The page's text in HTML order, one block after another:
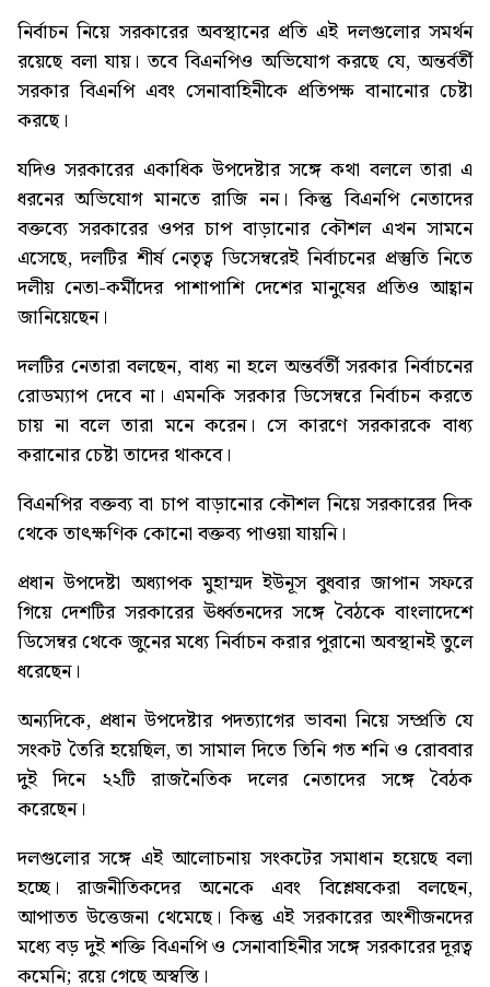
নির্বাচন নিয়ে সরকারের অবস্থানের প্রতি এই দলগুলোর সমর্থন
রয়েছে বলা যায়। তবে বিএনপিও অভিযোগ করছে যে, অন্তর্বর্তী
সরকার বিএনপি এবং সেনাবাহিনীকে প্রতিপক্ষ বানানোর চেষ্টা
করছে।
যদিও সরকারের একাধিক উপদেষ্টার সঙ্গে কথা বললে তারা এ
ধরনের অভিযোগ মানতে রাজি নন। কিন্তু বিএনপি নেতাদের
বক্তব্যে সরকারের ওপর চাপ বাড়ানোর কৌশল এখন সামনে
এসেছে, দলটির শীর্ষ নেতৃত্ব ডিসেম্বরেই নির্বাচনের প্রস্তুতি নিতে
দলীয় নেতা-কর্মীদের পাশাপাশি দেশের মানুষের প্রতিও আহ্বান
জানিয়েছেন।
দলটির নেতারা বলছেন, বাধ্য না হলে অন্তর্বর্তী সরকার নির্বাচনের
রোডম্যাপ দেবে না। এমনকি সরকার ডিসেম্বরে নির্বাচন করতে
চায় না বলে তারা মনে করেন। সে কারণে সরকারকে বাধ্য
করানোর চেষ্টা তাদের থাকবে।
বিএনপির বক্তব্য বা চাপ বাড়ানোর কৌশল নিয়ে সরকারের দিক
থেকে তাৎক্ষণিক কোনো বক্তব্য পাওয়া যায়নি।
প্রধান উপদেষ্টা অধ্যাপক মুহাম্মদ ইউনূস বুধবার জাপান সফরে
গিয়ে দেশটির সরকারের ঊর্ধ্বতনদের সঙ্গে বৈঠকে বাংলাদেশে
ডিসেম্বর থেকে জুনের মধ্যে নির্বাচন করার পুরানো অবস্থানই তুলে
ধরেছেন।
অন্যদিকে, প্রধান উপদেষ্টার পদত্যাগের ভাবনা নিয়ে সম্প্রতি যে
সংকট তৈরি হয়েছিল, তা সামাল দিতে তিনি গত শনি ও রোববার
দুই দিনে ২২টি রাজনৈতিক দলের নেতাদের সঙ্গে বৈঠক
করেছেন।
দলগুলোর সঙ্গে এই আলোচনায় সংকটের সমাধান হয়েছে বলা
হচ্ছে। রাজনীতিকদের অনেকে এবং বিশ্লেষকেরা বলছেন,
আপাতত উত্তেজনা থেমেছে। কিন্তু এই সরকারের অংশীজনদের
মধ্যে বড় দুই শক্তি বিএনপি ও সেনাবাহিনীর সঙ্গে সরকারের দূরত্ব
কমেনি; রয়ে গেছে অস্বস্তি।